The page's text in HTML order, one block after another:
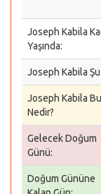
Joseph Kabila
Yaşında:
Joseph Kabila
Joseph Kabila
Nedir?
Gelecek Doğum
Günü:
Doğum Gününe